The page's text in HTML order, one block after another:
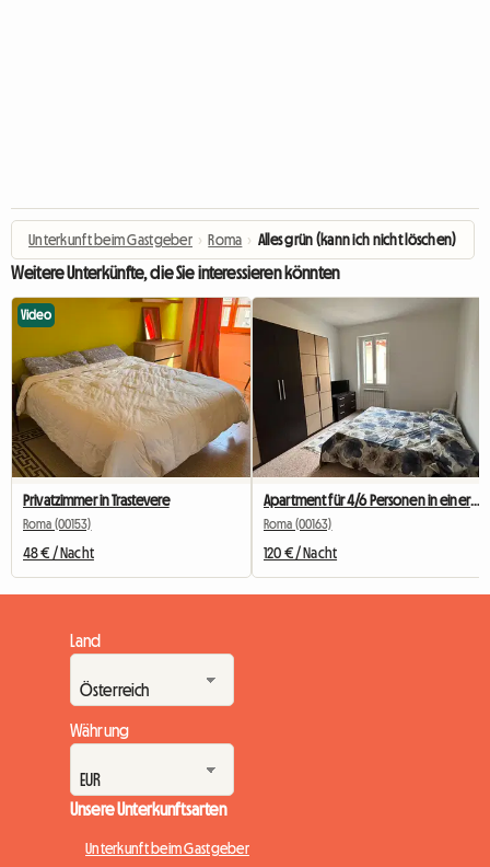
Unterkunft beim Gastgeber › Roma › Alles grün (kann ich nicht löschen)
Weitere Unterkünfte, die Sie interessieren könnten
Video
Privatzimmer in Trastevere
Roma (00153)
48 € / Nacht
Apartment für 4/6 Personen in einer ruhigen Gegend
Roma (00163)
120 € / Nacht
Land
Währung
Unsere Unterkunftsarten
Unterkunft beim Gastgeber